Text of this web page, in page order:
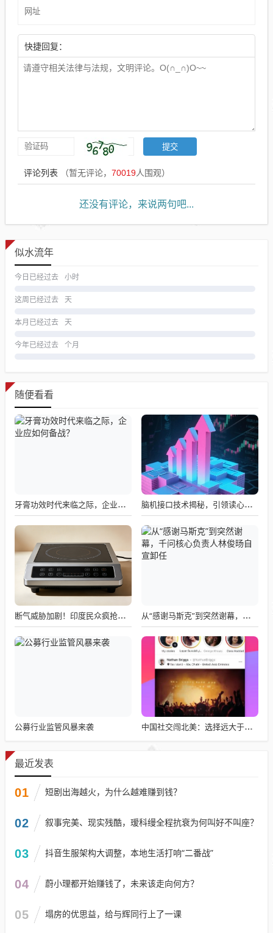
快捷回复：
评论列表 （暂无评论， 70019人围观）
还没有评论，来说两句吧...
似水流年
今日已经过去 小时
这周已经过去 天
本月已经过去 天
今年已经过去 个月
随便看看
牙膏功效时代来临之际，企业应如何备战？ 脑机接口技术揭秘，引领读心术革命的领跑者大盘点
断气威胁加剧！印度民众疯抢电磁炉 制造商将从中国空运部件 从“感谢马斯克”到突然谢幕，千问核心负责人林俊旸自宣卸任
公募行业监管风暴来袭 中国社交闯北美：选择远大于努力
最近发表
01 短剧出海越火，为什么越难赚到钱？
02 叙事完美、现实残酷，瑷科缦全程抗衰为何叫好不叫座？
03 抖音生服架构大调整，本地生活打响“二番战”
04 蔚小理都开始赚钱了，未来该走向何方？
05 塌房的优思益，给与辉同行上了一课